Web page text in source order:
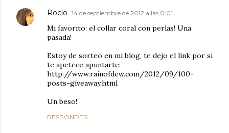
Rocío 14 de septiembre de 2012 a las 0:01
Mi favorito: el collar coral con perlas! Una
pasada!
Estoy de sorteo en mi blog, te dejo el link por si
te apetece apuntarte:
http://www.rainofdew.com/2012/09/100-
posts-giveaway.html
Un beso!
RESPONDER